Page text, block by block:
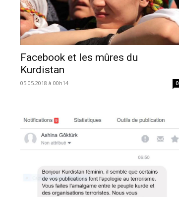
Facebook et les mûres du
Kurdistan
05.05.2018 à 00h14 0